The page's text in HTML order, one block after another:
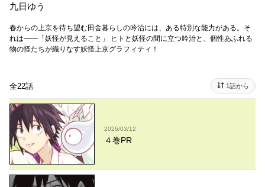
九日ゆう
春からの上京を待ち望む田舎暮らしの吟治には、ある特別な能力がある。そ
れは――「妖怪が見えること」 ヒトと妖怪の間に立つ吟治と、個性あふれる
物の怪たちが織りなす妖怪上京グラフィティ！
全22話 1話から
2026/03/12
４巻PR